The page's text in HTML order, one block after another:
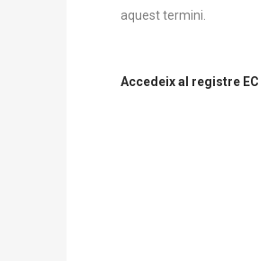
aquest termini.
Accedeix al registre ECI